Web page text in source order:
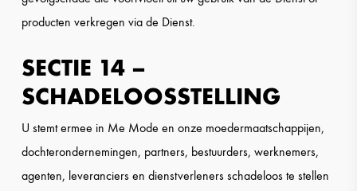
producten verkregen via de Dienst.
SECTIE 14 –
SCHADELOOSSTELLING
U stemt ermee in Me Mode en onze moedermaatschappijen,
dochterondernemingen, partners, bestuurders, werknemers,
agenten, leveranciers en dienstverleners schadeloos te stellen